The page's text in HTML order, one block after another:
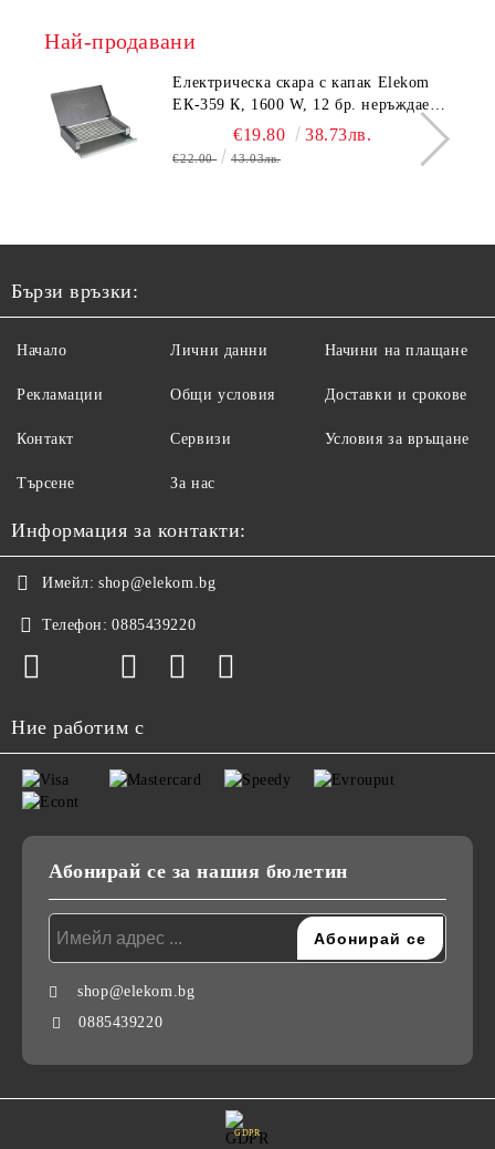
Най-продавани
Електрическа скара с капак Elekom
ЕК-359 К, 1600 W, 12 бр. неръждаеми
тръбни нагревятеля
€19.80 38.73лв.
€22.00 43.03лв.
Бързи връзки:
Начало
Рекламации
Контакт
Търсене
Лични данни
Общи условия
Сервизи
За нас
Начини на плащане
Доставки и срокове
Условия за връщане
Информация за контакти:
Имейл: shop@elekom.bg
Телефон: 0885439220
Ние работим с
Абонирай се за нашия бюлетин
shop@elekom.bg
0885439220
GDPR